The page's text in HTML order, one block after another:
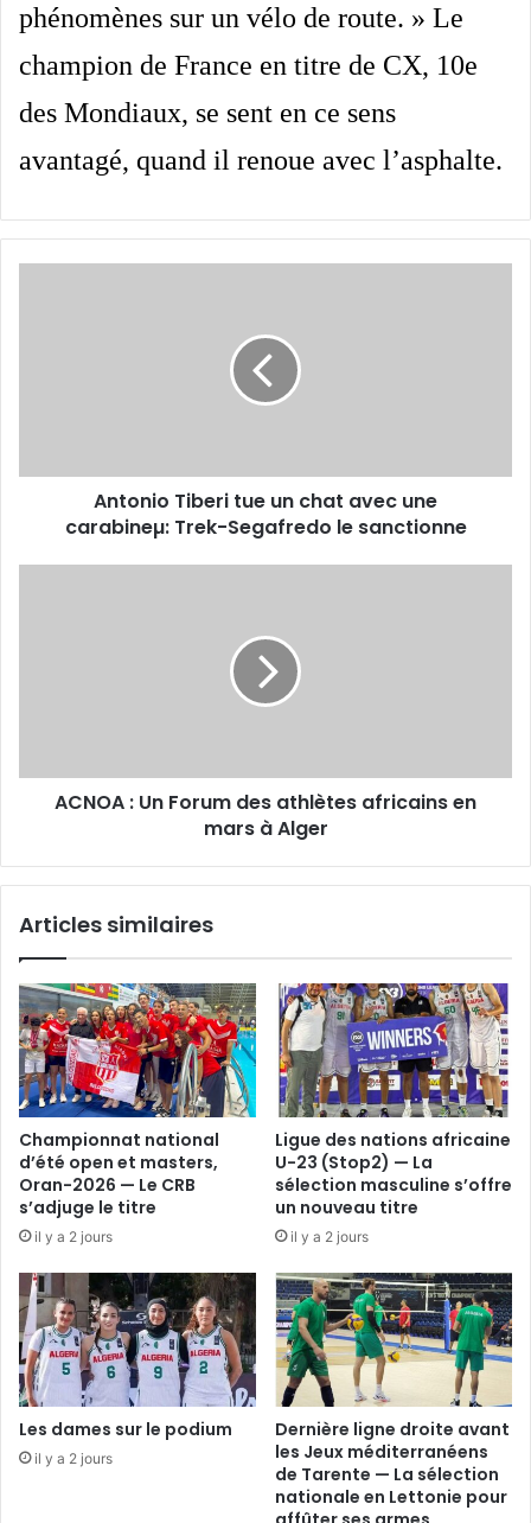
phénomènes sur un vélo de route. » Le
champion de France en titre de CX, 10e
des Mondiaux, se sent en ce sens
avantagé, quand il renoue avec l’asphalte.
Segafredo
sanctionne
Antonio Tiberi tue un chat avec une
carabineµ: Trek-Segafredo le sanctionne
à
ACNOA : Un Forum des athlètes africains en
mars à Alger
Articles similaires
Championnat national
d’été open et masters,
Oran-2026 — Le CRB
s’adjuge le titre
il y a 2 jours
Ligue des nations africaine
U-23 (Stop2) — La
sélection masculine s’offre
un nouveau titre
il y a 2 jours
Les dames sur le podium
il y a 2 jours
Dernière ligne droite avant
les Jeux méditerranéens
de Tarente — La sélection
nationale en Lettonie pour